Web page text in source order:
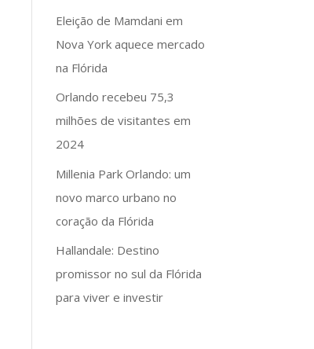
Eleição de Mamdani em
Nova York aquece mercado
na Flórida
Orlando recebeu 75,3
milhões de visitantes em
2024
Millenia Park Orlando: um
novo marco urbano no
coração da Flórida
Hallandale: Destino
promissor no sul da Flórida
para viver e investir